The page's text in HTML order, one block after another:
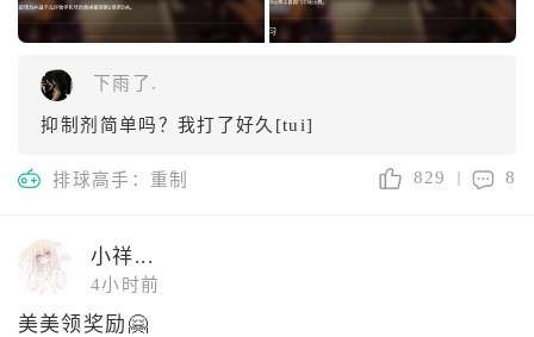
下雨了.
抑制剂简单吗？我打了好久[tui]
排球高手：重制 829 8
小祥...
4小时前
美美领奖励🤗